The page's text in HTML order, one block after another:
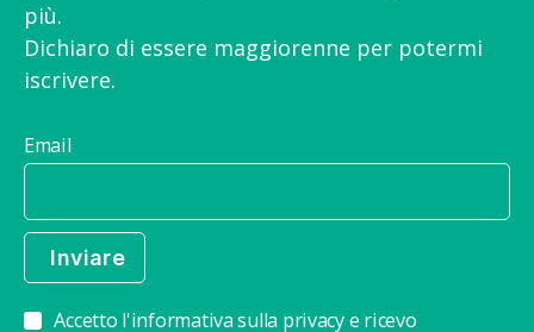
più.
Dichiaro di essere maggiorenne per potermi
iscrivere.
Email
Accetto l'informativa sulla privacy e ricevo